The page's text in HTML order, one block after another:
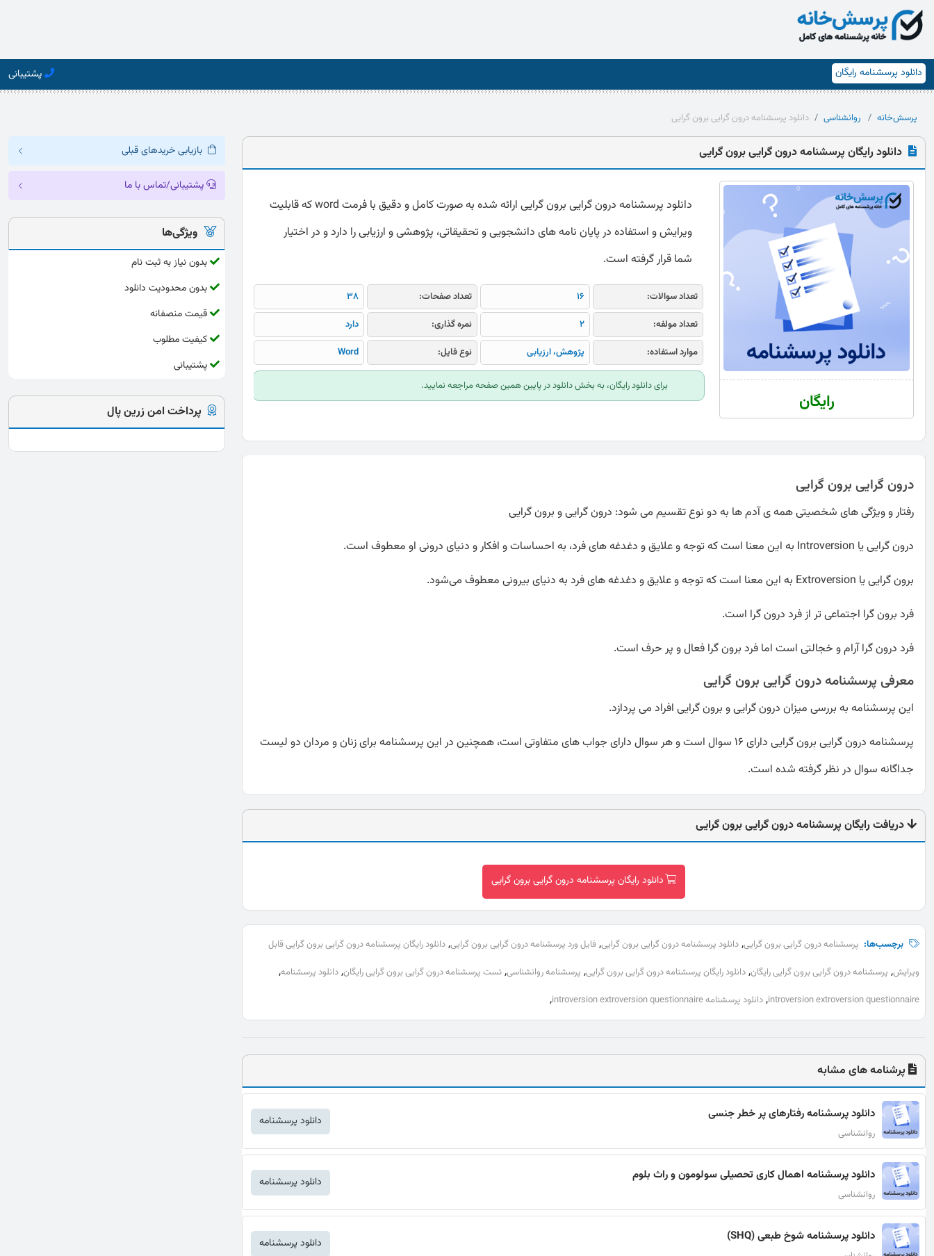
دانلود پرسشنامه رایگان پشتیبانی
پرسش‌خانه روانشناسی دانلود پرسشنامه درون گرایی برون گرایی
دانلود رایگان پرسشنامه درون گرایی برون گرایی
رایگان
دانلود پرسشنامه درون گرایی برون گرایی ارائه شده به صورت کامل و دقیق با فرمت word که قابلیت
ویرایش و استفاده در پایان نامه های دانشجویی و تحقیقاتی، پژوهشی و ارزیابی را دارد و در اختیار
شما قرار گرفته است.
تعداد سوالات: 16 تعداد صفحات:
38
تعداد مولفه:
2 نمره گذاری:
دارد
موارد استفاده:
پژوهش، ارزیابی نوع فایل: Word
برای دانلود رایگان، به بخش دانلود در پایین همین صفحه مراجعه نمایید.
درون گرایی برون گرایی
رفتار و ویژگی های شخصیتی همه ی آدم ها به دو نوع تقسیم می شود: درون گرایی و برون گرایی
درون گرایی یا Introversion به این معنا است که توجه و علایق و دغدغه‌ های فرد، به احساسات و افکار و دنیای درونی او معطوف است.
برون گرایی یا Extroversion به این معنا است که توجه و علایق و دغدغه‌ های فرد به دنیای بیرونی معطوف می‌شود.
فرد برون گرا اجتماعی تر از فرد درون گرا است.
فرد درون گرا آرام و خجالتی است اما فرد برون گرا فعال و پر حرف است.
معرفی پرسشنامه درون گرایی برون گرایی
این پرسشنامه به بررسی میزان درون گرایی و برون گرایی افراد می پردازد.
پرسشنامه درون گرایی برون گرایی دارای 16 سوال است و هر سوال دارای جواب های متفاوتی است، همچنین در این پرسشنامه برای زنان و مردان دو لیست
جداگانه سوال در نظر گرفته شده است.
دریافت رایگان پرسشنامه درون گرایی برون گرایی
دانلود رایگان پرسشنامه درون گرایی برون گرایی
برچسب‌ها: پرسشنامه درون گرایی برون گرایی, دانلود پرسشنامه درون گرایی برون گرایی, فایل ورد پرسشنامه درون گرایی برون گرایی, دانلود رایگان پرسشنامه درون گرایی برون گرایی قابل
ویرایش, پرسشنامه درون گرایی برون گرایی رایگان, دانلود رایگان پرسشنامه درون گرایی برون گرایی, پرسشنامه روانشناسی, تست پرسشنامه درون گرایی برون گرایی رایگان, دانلود پرسشنامه,
introversion extroversion questionnaire
, دانلود پرسشنامه introversion extroversion questionnaire ,
پرشنامه های مشابه
دانلود پرسشنامه رفتارهای پر خطر جنسی
روانشناسی
دانلود پرسشنامه
دانلود پرسشنامه اهمال کاری تحصیلی سولومون و راث بلوم
روانشناسی
دانلود پرسشنامه
دانلود پرسشنامه شوخ طبعی (SHQ) دانلود پرسشنامه
بازیابی خریدهای قبلی
پشتیبانی/تماس با ما
ویژگی‌ها
بدون نیاز به ثبت نام
بدون محدودیت دانلود
قیمت منصفانه
کیفیت مطلوب
پشتیبانی
پرداخت امن زرین پال